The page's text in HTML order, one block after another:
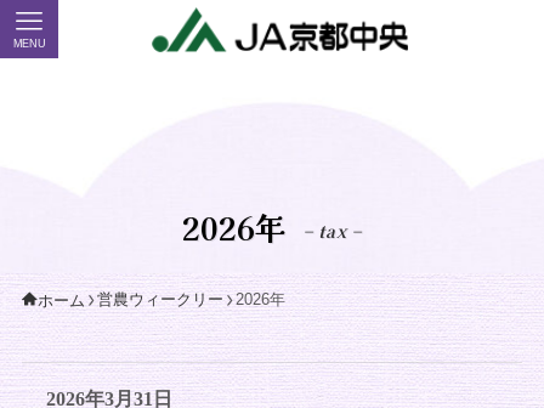
MENU
2026年 – tax –
ホーム 営農ウィークリー 2026年
2026年3月31日